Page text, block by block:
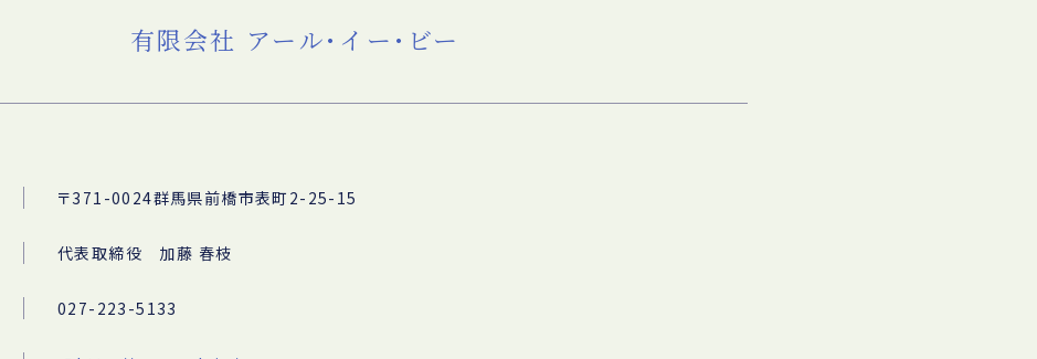
有限会社 アール･イー･ビー
〒371-0024群馬県前橋市表町2-25-15
代表取締役 加藤 春枝
027-223-5133